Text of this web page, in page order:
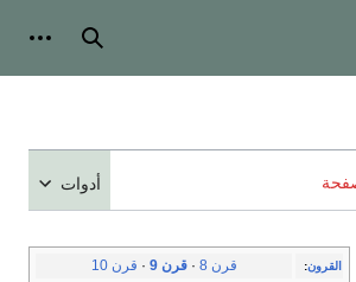
بحث
أدوات
القرون: قرن 8 ·قرن 9 · قرن 10